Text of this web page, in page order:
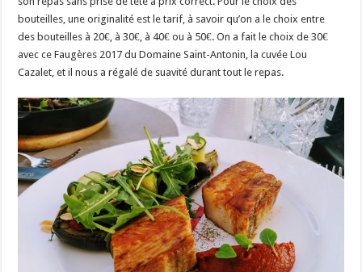
bouteilles, une originalité est le tarif, à savoir qu’on a le choix entre
des bouteilles à 20€, à 30€, à 40€ ou à 50€. On a fait le choix de 30€
avec ce Faugères 2017 du Domaine Saint-Antonin, la cuvée Lou
Cazalet, et il nous a régalé de suavité durant tout le repas.